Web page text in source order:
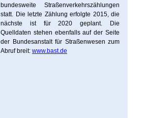
bundesweite Straßenverkehrszählungen
statt. Die letzte Zählung erfolgte 2015, die
nächste ist für 2020 geplant. Die
Quelldaten stehen ebenfalls auf der Seite
der Bundesanstalt für Straßenwesen zum
Abruf breit: www.bast.de